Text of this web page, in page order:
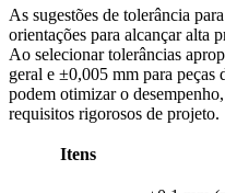
As sugestões de tolerância
orientações para alcançar alta
Ao selecionar tolerâncias
geral e ±0,005 mm para
podem otimizar o
requisitos rigorosos de projeto.
Itens